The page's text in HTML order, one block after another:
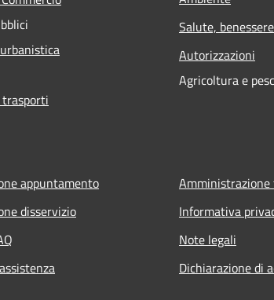
Salute,
Autorizzazioni
Agricoltura e
appuntamento
disservizio
Informativa
Note legali
Dichiarazione di